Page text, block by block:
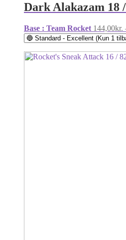
Dark Alakazam 18
Base : Team Rocket 144,00kr.